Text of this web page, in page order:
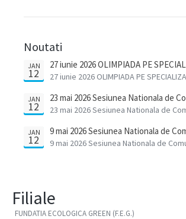
Noutati
JAN
12
27 iunie 2026 OLIMPIADA PE
27 iunie 2026 OLIMPIADA PE
JAN
12
23 mai 2026 Sesiunea Nationala de
Stiintifice a Cadrelor Didactice
23 mai 2026 Sesiunea Nationala de
JAN
12
9 mai 2026 Sesiunea Nationala de
Stiintifice a elevilor
9 mai 2026 Sesiunea Nationala de
Filiale
FUNDATIA ECOLOGICA GREEN (F.E.G.)